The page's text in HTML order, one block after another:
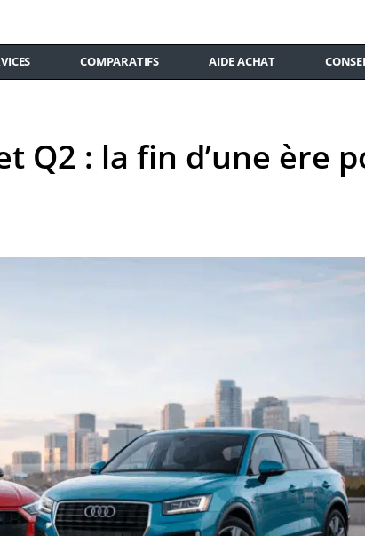
COMPARATIFS AIDE ACHAT
Q2 : la fin d’une ère